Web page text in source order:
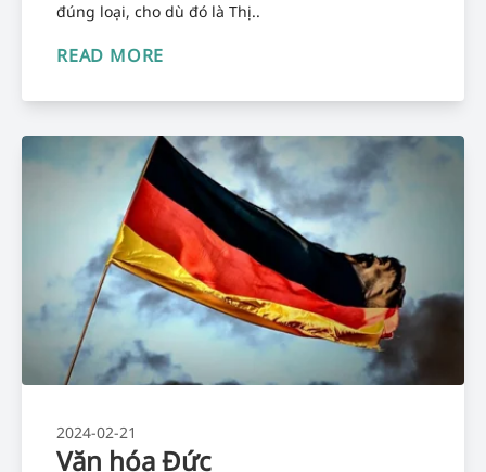
đúng loại, cho dù đó là Thị..
READ MORE
2024-02-21
Văn hóa Đức